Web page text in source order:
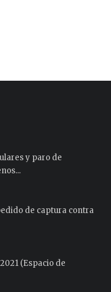
y paro de
de captura contra
(Espacio de